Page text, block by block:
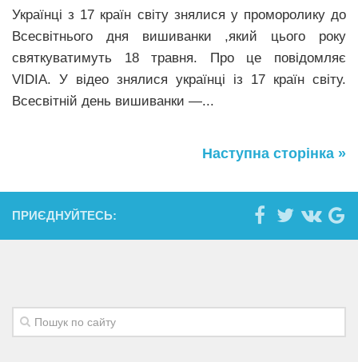
Українці з 17 країн світу знялися у проморолику до
Всесвітнього дня вишиванки ,який цього року
святкуватимуть 18 травня. Про це повідомляє
VIDIA. У відео знялися українці із 17 країн світу.
Всесвітній день вишиванки —...
Наступна сторінка »
ПРИЄДНУЙТЕСЬ: